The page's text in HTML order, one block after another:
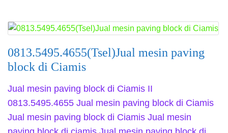
0813.5495.4655(Tsel)Jual mesin paving
block di Ciamis
Jual mesin paving block di Ciamis II
0813.5495.4655 Jual mesin paving block di Ciamis
Jual mesin paving block di Ciamis Jual mesin